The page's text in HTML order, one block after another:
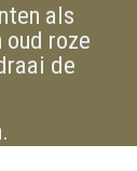
als
oud roze
de